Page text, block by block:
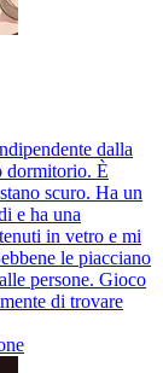
dalla
dormitorio. È
scuro. Ha un
e ha una
in vetro e mi
le piacciano
persone. Gioco
di trovare